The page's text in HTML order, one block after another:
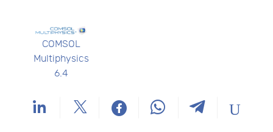
COMSOL
Multiphysics
6.4